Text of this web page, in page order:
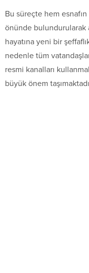
Bu süreçte hem
önünde bulundurularak
hayatına yeni bir
nedenle tüm
resmi kanalları
büyük önem